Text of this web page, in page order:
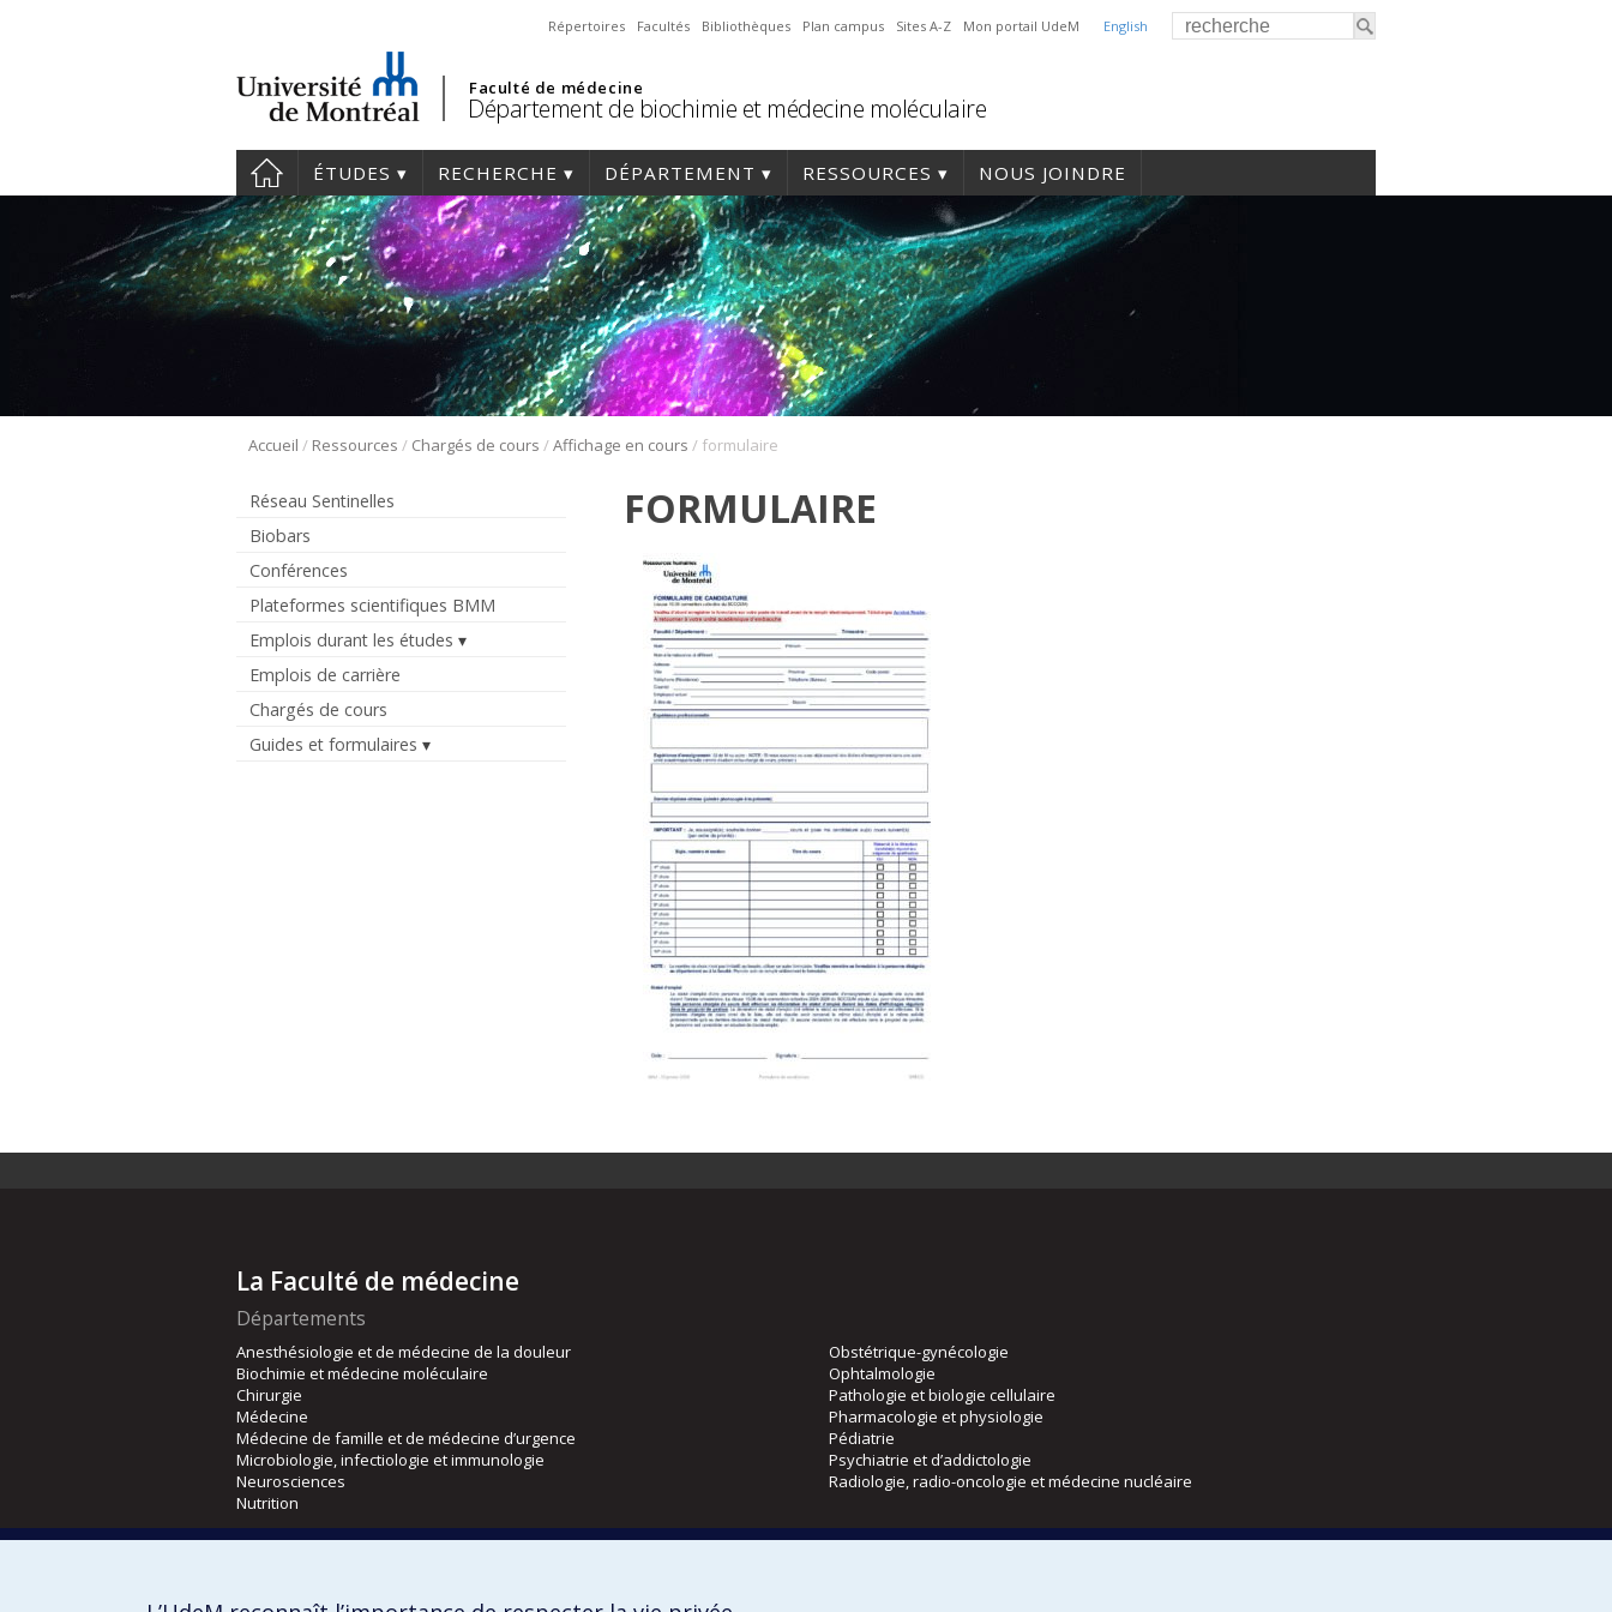
English
Répertoires Facultés Bibliothèques Plan campus Sites A-Z Mon portail UdeM
Faculté de médecine
Département de biochimie et médecine moléculaire
ÉTUDES RECHERCHE DÉPARTEMENT RESSOURCES NOUS JOINDRE
Accueil / Ressources / Chargés de cours /Affichage en cours / formulaire
Réseau Sentinelles
Biobars
Conférences
Plateformes scientifiques BMM
Emplois durant les études
Emplois de carrière
Chargés de cours
Guides et formulaires
FORMULAIRE
La Faculté de médecine
Départements
Anesthésiologie et de médecine de la douleur
Biochimie et médecine moléculaire
Chirurgie
Médecine
Médecine de famille et de médecine d’urgence
Microbiologie, infectiologie et immunologie
Neurosciences
Nutrition
Obstétrique-gynécologie
Ophtalmologie
Pathologie et biologie cellulaire
Pharmacologie et physiologie
Pédiatrie
Psychiatrie et d’addictologie
Radiologie, radio-oncologie et médecine nucléaire